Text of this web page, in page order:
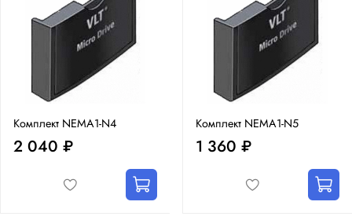
Комплект NEMA1-N4
2 040 ₽
Комплект NEMA1-N5
1 360 ₽